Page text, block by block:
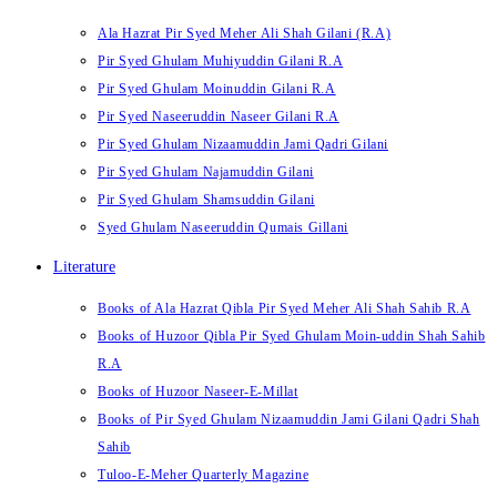
Ala Hazrat Pir Syed Meher Ali Shah Gilani (R.A)
Pir Syed Ghulam Muhiyuddin Gilani R.A
Pir Syed Ghulam Moinuddin Gilani R.A
Pir Syed Naseeruddin Naseer Gilani R.A
Pir Syed Ghulam Nizaamuddin Jami Qadri Gilani
Pir Syed Ghulam Najamuddin Gilani
Pir Syed Ghulam Shamsuddin Gilani
Syed Ghulam Naseeruddin Qumais Gillani
Literature
Books of Ala Hazrat Qibla Pir Syed Meher Ali Shah Sahib R.A
Books of Huzoor Qibla Pir Syed Ghulam Moin-uddin Shah Sahib
R.A
Books of Huzoor Naseer-E-Millat
Books of Pir Syed Ghulam Nizaamuddin Jami Gilani Qadri Shah
Sahib
Tuloo-E-Meher Quarterly Magazine